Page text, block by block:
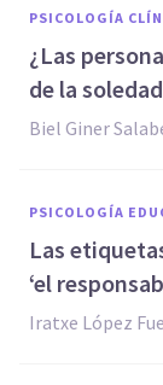
PSICOLOGÍA
¿Las
de la
Biel Giner
PSICOLOGÍA
Las
‘el
Iratxe López